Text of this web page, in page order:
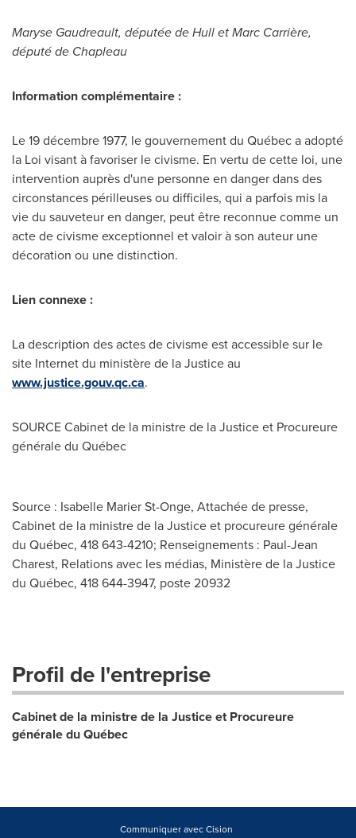
Maryse Gaudreault, députée de Hull et Marc Carrière,
député de Chapleau
Information complémentaire :
Le 19 décembre 1977, le gouvernement du Québec a adopté
la Loi visant à favoriser le civisme. En vertu de cette loi, une
intervention auprès d'une personne en danger dans des
circonstances périlleuses ou difficiles, qui a parfois mis la
vie du sauveteur en danger, peut être reconnue comme un
acte de civisme exceptionnel et valoir à son auteur une
décoration ou une distinction.
Lien connexe :
La description des actes de civisme est accessible sur le
site Internet du ministère de la Justice au
www.justice.gouv.qc.ca.
SOURCE Cabinet de la ministre de la Justice et Procureure
générale du Québec
Source : Isabelle Marier St-Onge, Attachée de presse,
Cabinet de la ministre de la Justice et procureure générale
du Québec, 418 643-4210; Renseignements : Paul-Jean
Charest, Relations avec les médias, Ministère de la Justice
du Québec, 418 644-3947, poste 20932
Profil de l'entreprise
Cabinet de la ministre de la Justice et Procureure
générale du Québec
Communiquer avec Cision